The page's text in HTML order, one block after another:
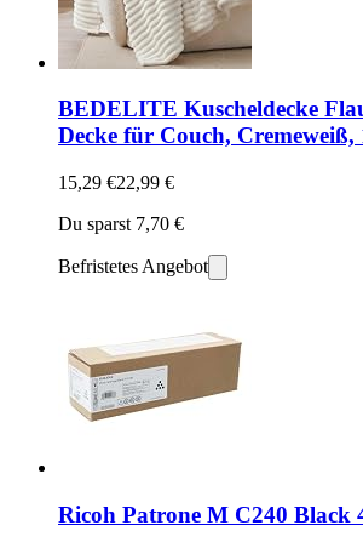
BEDELITE Kuscheldecke
Decke für Couch, Cremeweiß,
15,29 €22,99 €
Du sparst 7,70 €
Befristetes Angebot
Ricoh Patrone M C240 Black